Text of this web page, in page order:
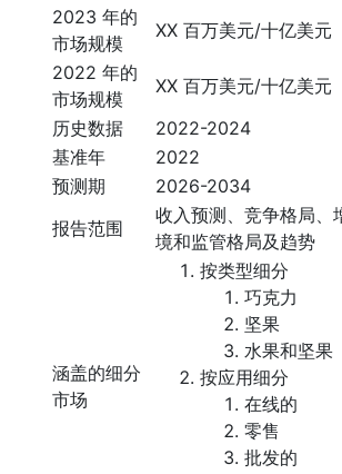
2023 年的
市场规模
XX 百万美元/十亿美元
2022 年的
市场规模
XX 百万美元/十亿美元
历史数据
2022-2024
基准年
2022
预测期
2026-2034
报告范围
收入预测、竞争格局、
境和监管格局及趋势
涵盖的细分
市场
按类型细分
巧克力
坚果
水果和坚果
按应用细分
在线的
零售
批发的